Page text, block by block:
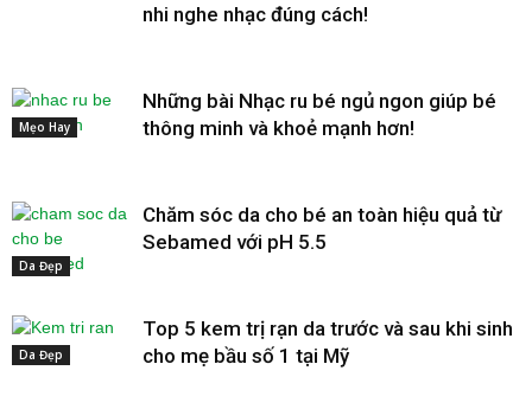
nhi nghe nhạc đúng cách!
Mẹo Hay
Những bài Nhạc ru bé ngủ ngon giúp bé
thông minh và khoẻ mạnh hơn!
Da Đẹp
Chăm sóc da cho bé an toàn hiệu quả từ
Sebamed với pH 5.5
Da Đẹp
Top 5 kem trị rạn da trước và sau khi sinh
cho mẹ bầu số 1 tại Mỹ